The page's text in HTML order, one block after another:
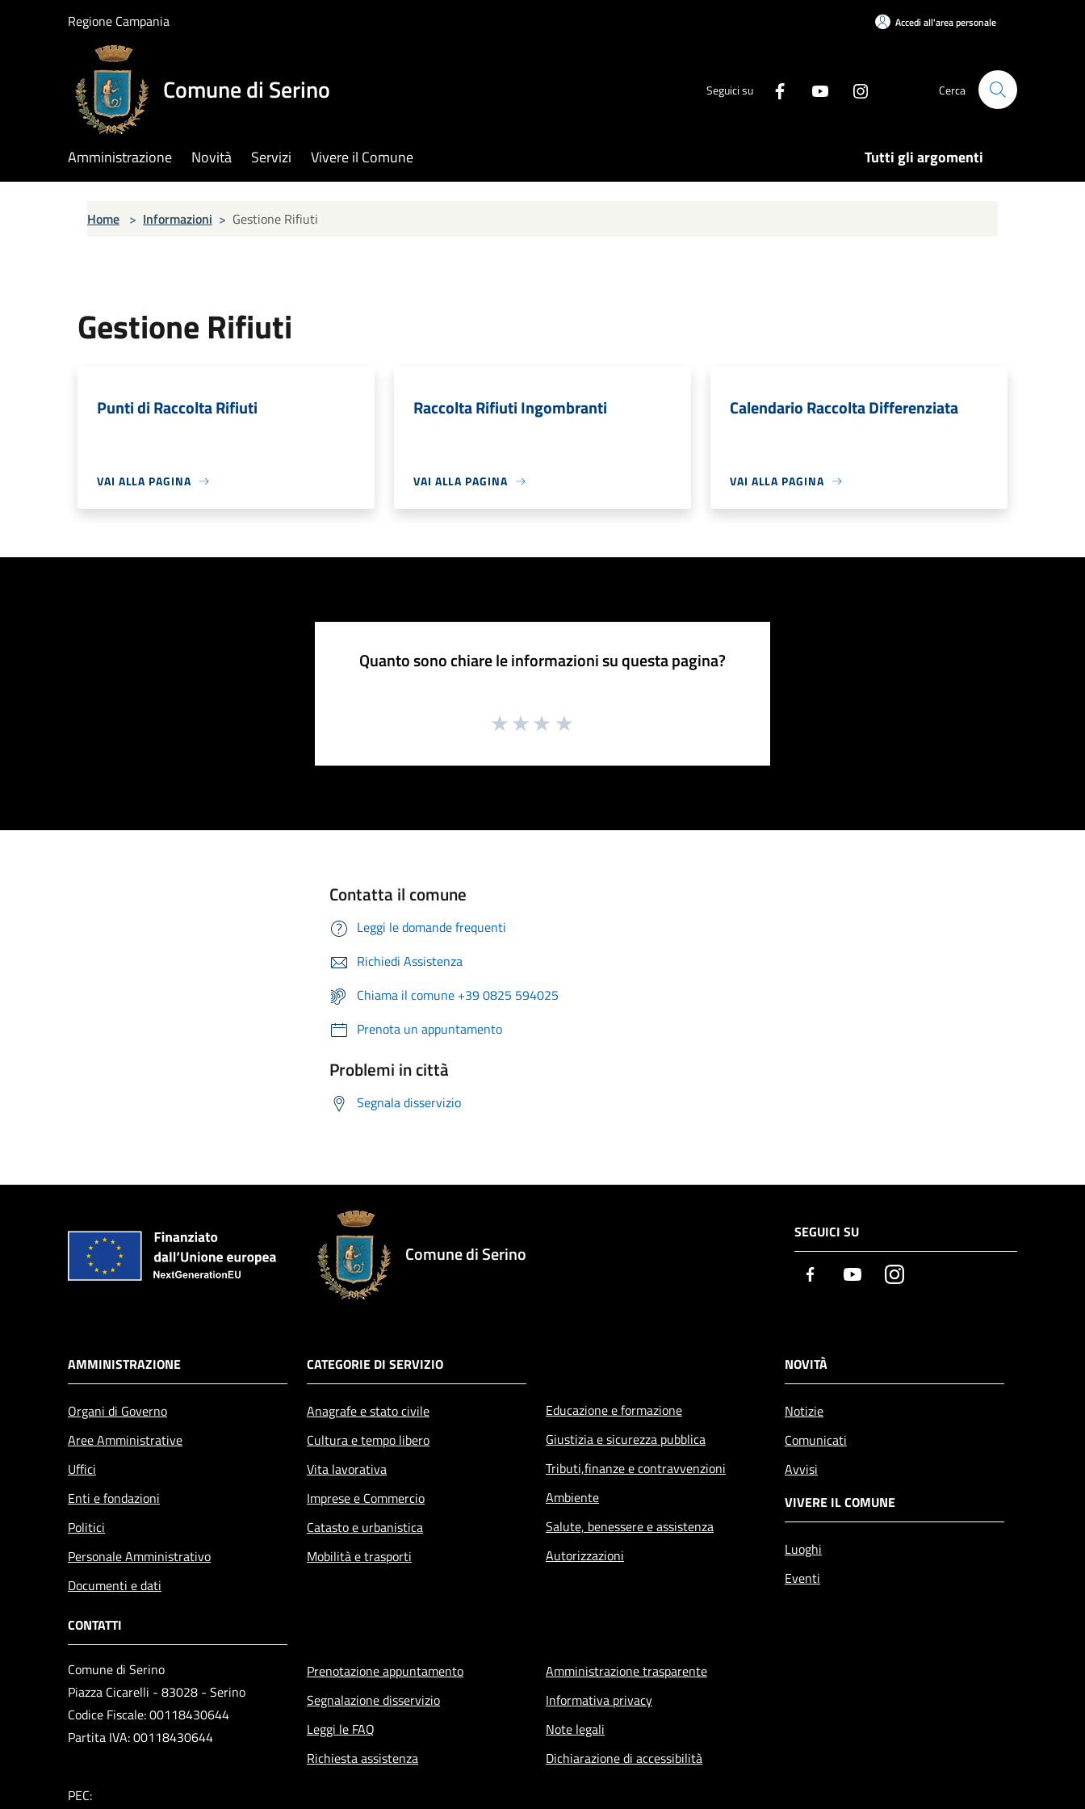
Regione Campania Accedi all'area personale
Comune di Serino Seguici su Cerca
Amministrazione Novità Servizi Vivere il Comune Tutti gli argomenti
Home > Informazioni > Gestione Rifiuti
Gestione Rifiuti
Punti di Raccolta Rifiuti
VAI ALLA PAGINA
Raccolta Rifiuti Ingombranti
VAI ALLA PAGINA
Calendario Raccolta Differenziata
VAI ALLA PAGINA
Quanto sono chiare le informazioni su questa pagina?
Contatta il comune
Leggi le domande frequenti
Richiedi Assistenza
Chiama il comune +39 0825 594025
Prenota un appuntamento
Problemi in città
Segnala disservizio
Comune di Serino
SEGUICI SU
Facebook YoutubeInstagram
AMMINISTRAZIONE
Organi di Governo
Aree Amministrative
Uffici
Enti e fondazioni
Politici
Personale Amministrativo
Documenti e dati
CATEGORIE DI SERVIZIO
Anagrafe e stato civile
Cultura e tempo libero
Vita lavorativa
Imprese e Commercio
Catasto e urbanistica
Mobilità e trasporti
Educazione e formazione
Giustizia e sicurezza pubblica
Tributi,finanze e contravvenzioni
Ambiente
Salute, benessere e assistenza
Autorizzazioni
NOVITÀ
Notizie
Comunicati
Avvisi
VIVERE IL COMUNE
Luoghi
Eventi
CONTATTI
Comune di Serino
Piazza Cicarelli - 83028 - Serino
Codice Fiscale: 00118430644
Partita IVA: 00118430644
PEC:
Prenotazione appuntamento
Segnalazione disservizio
Leggi le FAQ
Richiesta assistenza
Amministrazione trasparente
Informativa privacy
Note legali
Dichiarazione di accessibilità